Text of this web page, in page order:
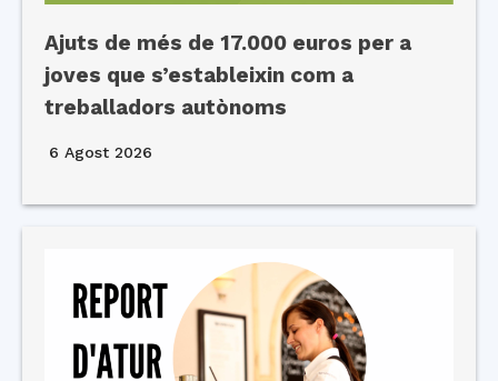
Ajuts de més de 17.000 euros per a
joves que s’estableixin com a
treballadors autònoms
6 Agost 2026